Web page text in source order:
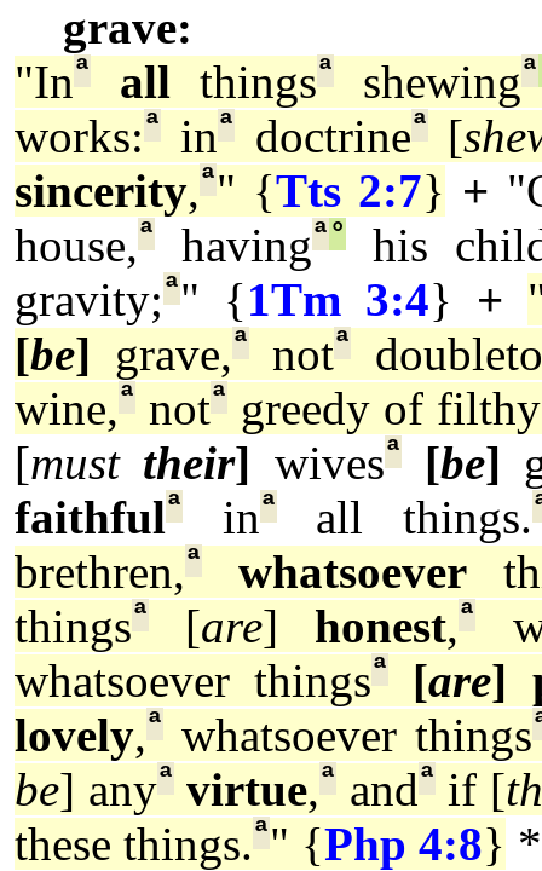
grave:
"Inª all thingsª shewingª
works:ª inª doctrineª [
sincerity,ª" {Tts 2:7} +
house,ª havingª°his
gravity;ª" {1Tm 3:4} +
[be] grave,ª notª
wine,ª notª greedy of
[must their] wivesª [be]
faithfulª inªall things.
brethren,ª whatsoever
thingsª [are] honest,ª
whatsoever thingsª [are]
lovely,ª whatsoever things
be] anyª virtue,ª andª if [
these things.ª" {Php 4:8}